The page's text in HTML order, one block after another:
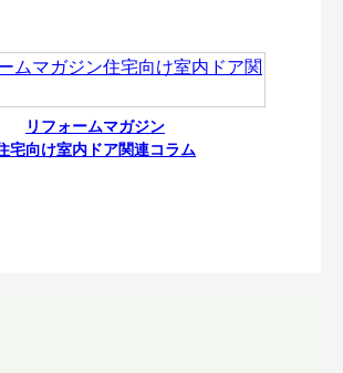
リフォームマガジン
宅向け室内ドア関連コラム